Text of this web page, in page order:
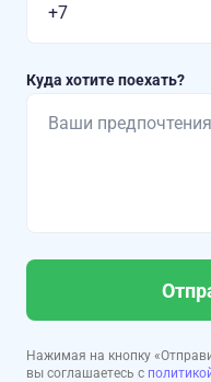
Куда хотите поехать?
Нажимая на кнопку
вы соглашаетесь с